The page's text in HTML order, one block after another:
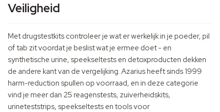
Veiligheid
Met drugstestkits controleer je wat er werkelijk in je poeder, pil
of tab zit voordat je beslist wat je ermee doet - en
synthetische urine, speekseltests en detoxproducten dekken
de andere kant van de vergelijking. Azarius heeft sinds 1999
harm-reduction spullen op voorraad, en in deze categorie
vind je meer dan 25 reagenstests, zuiverheidskits,
urineteststrips, speekseltests en tools voor